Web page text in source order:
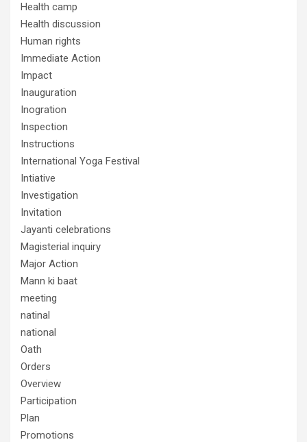
Health camp
Health discussion
Human rights
Immediate Action
Impact
Inauguration
Inogration
Inspection
Instructions
International Yoga Festival
Intiative
Investigation
Invitation
Jayanti celebrations
Magisterial inquiry
Major Action
Mann ki baat
meeting
natinal
national
Oath
Orders
Overview
Participation
Plan
Promotions